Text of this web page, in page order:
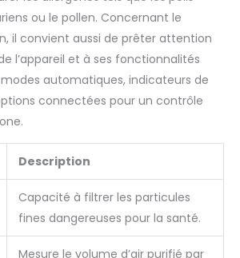
la meilleure qualité d'air pour
famille, en sécurité et en
1973. Tous les purificateurs d'air WINIX
par ECARF, Allergy UK et AHAM. Vous
une réelle amélioration de votre
intérieur avec la meilleure qualité d'air pour
et votre famille, en sécurité et en bonne
ou le pollen. Concernant le
il convient aussi de prêter attention
l’appareil et à ses fonctionnalités
automatiques, indicateurs de
connectées pour un contrôle
Description
Capacité à filtrer les particules
fines dangereuses pour la santé.
Mesure le volume d’air purifié par